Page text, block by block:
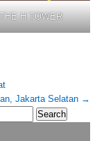
H TOWER
Jakarta Selatan →